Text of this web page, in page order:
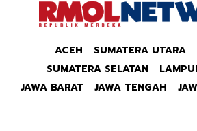
ACEH SUMATERA UTARA
SUMATERA SELATAN
JAWA BARAT
JAWA TENGAH